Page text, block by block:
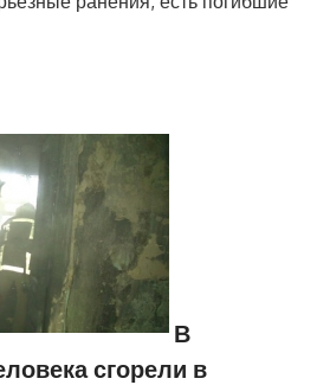
В
сгорели в